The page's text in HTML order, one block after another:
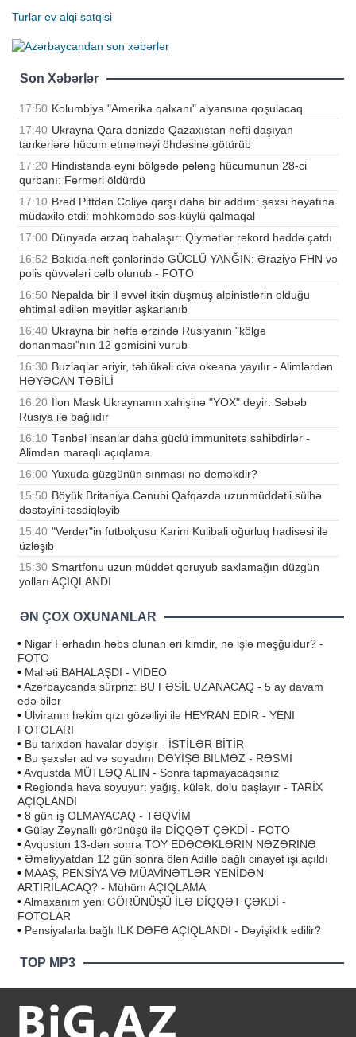
Turlar ev alqi satqisi
Son Xəbərlər
17:50 Kolumbiya "Amerika qalxanı" alyansına qoşulacaq
17:40 Ukrayna Qara dənizdə Qazaxıstan nefti daşıyan
tankerlərə hücum etməməyi öhdəsinə götürüb
17:20 Hindistanda eyni bölgədə pələng hücumunun 28-ci
qurbanı: Fermeri öldürdü
17:10 Bred Pittdən Coliyə qarşı daha bir addım: şəxsi həyatına
müdaxilə etdi: məhkəmədə səs-küylü qalmaqal
17:00 Dünyada ərzaq bahalaşır: Qiymətlər rekord həddə çatdı
16:52 Bakıda neft çənlərində GÜCLÜ YANĞIN: Əraziyə FHN və
polis qüvvələri cəlb olunub - FOTO
16:50 Nepalda bir il əvvəl itkin düşmüş alpinistlərin olduğu
ehtimal edilən meyitlər aşkarlanıb
16:40 Ukrayna bir həftə ərzində Rusiyanın "kölgə
donanması"nın 12 gəmisini vurub
16:30 Buzlaqlar əriyir, təhlükəli civə okeana yayılır - Alimlərdən
HƏYƏCAN TƏBİLİ
16:20 İlon Mask Ukraynanın xahişinə "YOX" deyir: Səbəb
Rusiya ilə bağlıdır
16:10 Tənbəl insanlar daha güclü immunitetə sahibdirlər -
Alimdən maraqlı açıqlama
16:00 Yuxuda güzgünün sınması nə deməkdir?
15:50 Böyük Britaniya Cənubi Qafqazda uzunmüddətli sülhə
dəstəyini təsdiqləyib
15:40 "Verder"in futbolçusu Karim Kulibali oğurluq hadisəsi ilə
üzləşib
15:30 Smartfonu uzun müddət qoruyub saxlamağın düzgün
yolları AÇIQLANDI
ƏN ÇOX OXUNANLAR
• Nigar Fərhadın həbs olunan əri kimdir, nə işlə məşğuldur? -
FOTO
• Mal əti BAHALAŞDI - VİDEO
•Azərbaycanda sürpriz: BU FƏSİL UZANACAQ - 5 ay davam
edə bilər
• Ülviranın həkim qızı gözəlliyi ilə HEYRAN EDİR - YENİ
FOTOLARI
• Bu tarixdən havalar dəyişir - İSTİLƏR BİTİR
• Bu şəxslər ad və soyadını DƏYİŞƏ BİLMƏZ - RƏSMİ
•Avqustda MÜTLƏQ ALIN - Sonra tapmayacaqsınız
• Regionda hava soyuyur: yağış, külək, dolu başlayır - TARİX
AÇIQLANDI
• 8 gün iş OLMAYACAQ - TƏQVİM
• Gülay Zeynallı görünüşü ilə DİQQƏT ÇƏKDİ - FOTO
•Avqustun 13-dən sonra TOY EDƏCƏKLƏRİN NƏZƏRİNƏ
• Əməliyyatdan 12 gün sonra ölən Adillə bağlı cinayət işi açıldı
• MAAŞ, PENSİYA VƏ MÜAVİNƏTLƏR YENİDƏN
ARTIRILACAQ? - Mühüm AÇIQLAMA
•Almaxanım yeni GÖRÜNÜŞÜ İLƏ DİQQƏT ÇƏKDİ -
FOTOLAR
• Pensiyalarla bağlı İLK DƏFƏ AÇIQLANDI - Dəyişiklik edilir?
TOP MP3